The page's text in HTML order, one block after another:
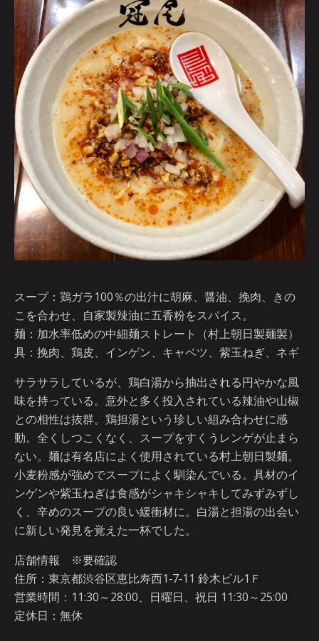
スープ：鶏ガラ100％の出汁に胡麻、醤油、挽肉、きの
こを合わせ、自家製辣油に五香粉をスパイス。
麺：加水率低めの中細麺ストレート（村上朝日製麺製）
具：挽肉、鶏皮、インゲン、キャベツ、紫玉ねぎ、ネギ
サラサラしているが、鶏白湯から抽出される円やかな風
味を持っている。意外と多く投入されている辣油や山椒
との相性は抜群。鶏担湯という珍しい組み合わせに感
動。全くしつこくなく、スープをすくうレンゲが止まら
ない。麺は有名店によく使用されている村上朝日製麺。
小麦粉感が強めでスープによく馴染んでいる。具材のイ
ンゲンや紫玉ねぎは食感がシャキシャキしてみずみずし
く、辛めのスープの良い緩衝材に。白湯と担湯の出会い
に新しい発見を覚えた一杯でした。
店舗情報 ※要確認
住所：東京都渋谷区恵比寿西1‐7‐11 鈴木ビル1Ｆ
営業時間：11:30～28:00、日曜日、祝日 11:30～25:00
定休日：無休